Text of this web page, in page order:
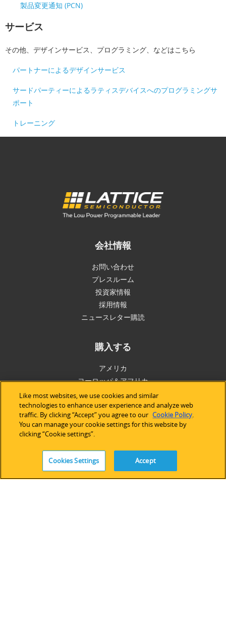
製品変更通知 (PCN)
サービス
その他、デザインサービス、プログラミング、などはこちら
パートナーによるデザインサービス
サードパーティーによるラティスデバイスへのプログラミングサ
ポート
トレーニング
会社情報
お問い合わせ
プレスルーム
投資家情報
採用情報
ニュースレター購読
購入する
アメリカ
ヨーロッパ＆アフリカ
アジア太平洋
オンラインストア
ソフトウェアライセンス
サービス
Like most websites, we use cookies and similar
technologies to enhance user experience and analyze web
traffic. By clicking “Accept” you agree to our Cookie Policy.
You can manage your cookie settings for this website by
clicking “Cookie settings”.
Cookies Settings Accept